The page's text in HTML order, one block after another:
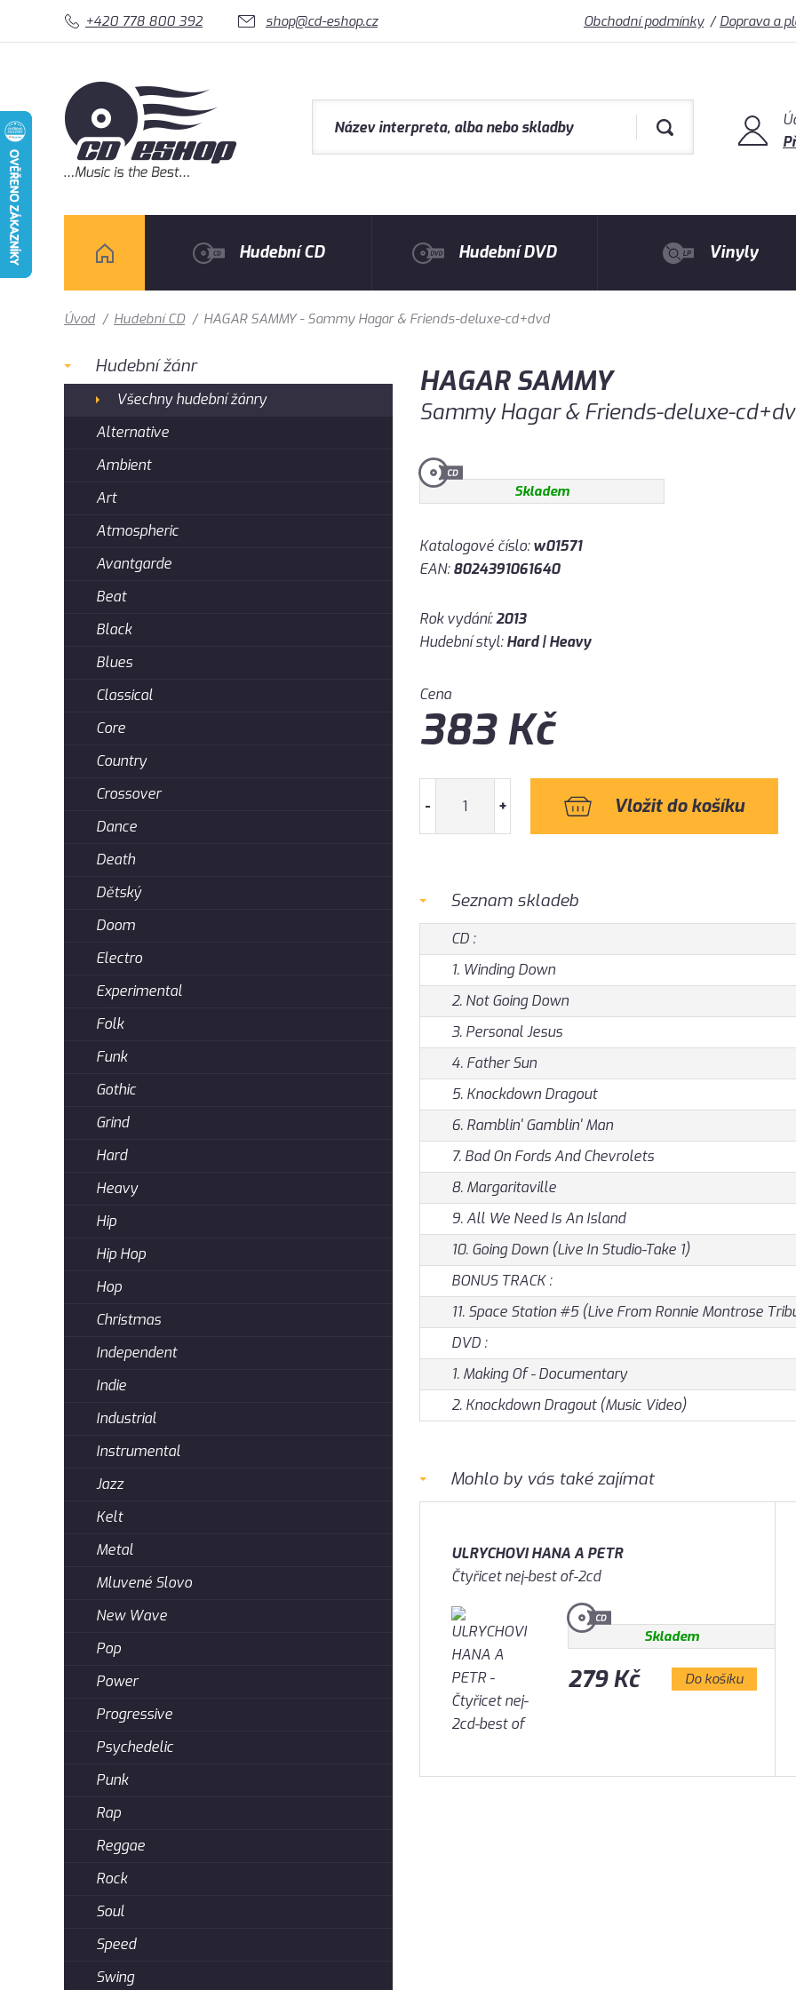
+420 778 800 392 shop@cd-eshop.cz Obchodní podmínky Doprava a
Hudební CD Hudební DVD Vinyly
Úvod / Hudební CD / HAGAR SAMMY - Sammy Hagar & Friends-deluxe-cd+dvd
HAGAR SAMMY
Sammy Hagar & Friends-deluxe-
Skladem
Katalogové číslo:w01571
EAN:8024391061640
Rok vydání:2013
Hudební styl:Hard | Heavy
Cena
383Kč
- +
Seznam skladeb
CD :
1. Winding Down
2. Not Going Down
3. Personal Jesus
4. Father Sun
5. Knockdown Dragout
6. Ramblin' Gamblin' Man
7. Bad On Fords And Chevrolets
8. Margaritaville
9. All We Need Is An Island
10. Going Down (Live In Studio-Take 1)
BONUS TRACK :
11. Space Station #5 (Live From Ronnie Montrose
DVD :
1. Making Of - Documentary
2. Knockdown Dragout (Music Video)
Mohlo by vás také zajímat
ULRYCHOVI HANA A PETR
Čtyřicet nej-best of-2cd
Skladem
279 Kč Do košíku
Hudební žánr
Všechny hudební žánry
Alternative
Ambient
Art
Atmospheric
Avantgarde
Beat
Black
Blues
Classical
Core
Country
Crossover
Dance
Death
Dětský
Doom
Electro
Experimental
Folk
Funk
Gothic
Grind
Hard
Heavy
Hip
Hip Hop
Hop
Christmas
Independent
Indie
Industrial
Instrumental
Jazz
Kelt
Metal
Mluvené Slovo
New Wave
Pop
Power
Progressive
Psychedelic
Punk
Rap
Reggae
Rock
Soul
Speed
Swing